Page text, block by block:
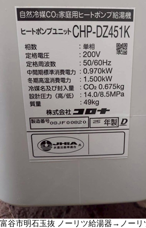
富谷市明石玉抜 ノーリツ給湯器→ノーリ